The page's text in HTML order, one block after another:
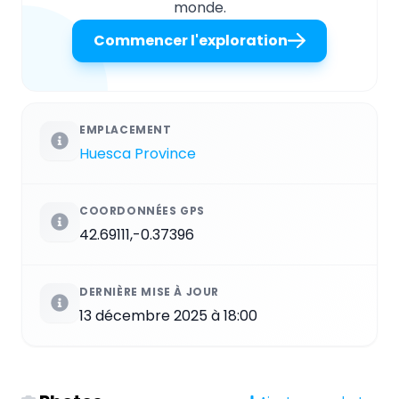
monde.
Commencer l'exploration
EMPLACEMENT
Huesca Province
COORDONNÉES GPS
42.69111,-0.37396
DERNIÈRE MISE À JOUR
13 décembre 2025 à 18:00